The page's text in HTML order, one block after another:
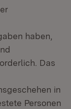
haben,
Das
in
Personen